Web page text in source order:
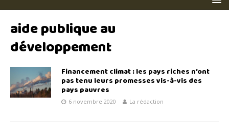
aide publique au
développement
Financement climat : les pays riches n’ont
pas tenu leurs promesses vis-à-vis des
pays pauvres
6 novembre 2020 La rédaction